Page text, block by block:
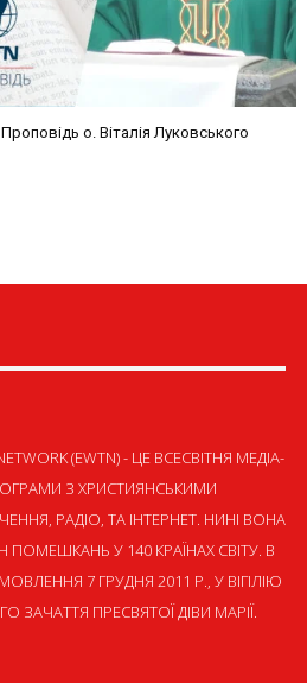
(EWTN) - ЦЕ ВСЕСВІТНЯ МЕДІА-
З ХРИСТИЯНСЬКИМИ
РАДІО, ТА ІНТЕРНЕТ. НИНІ ВОНА
У 140 КРАЇНАХ СВІТУ. В
7 ГРУДНЯ 2011 Р., У ВІГІЛІЮ
ПРЕСВЯТОЇ ДІВИ МАРІЇ.